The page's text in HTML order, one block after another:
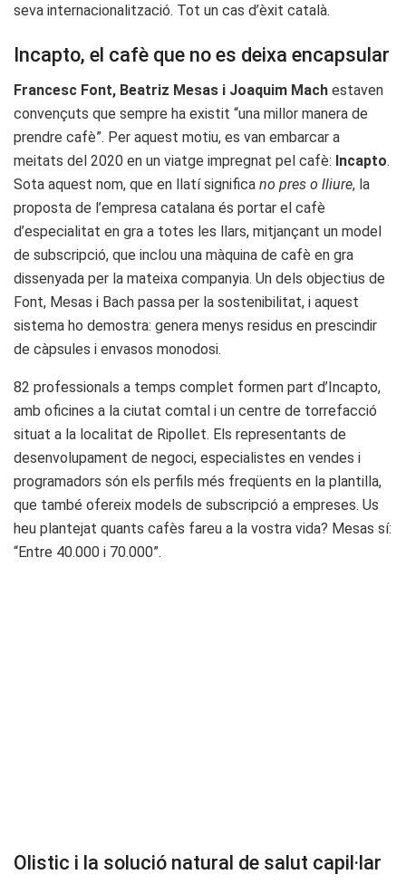
seva internacionalització. Tot un cas d’èxit català.
Incapto, el cafè que no es deixa encapsular
Francesc Font, Beatriz Mesas i Joaquim Mach estaven
convençuts que sempre ha existit “una millor manera de
prendre cafè”. Per aquest motiu, es van embarcar a
meitats del 2020 en un viatge impregnat pel cafè: Incapto.
Sota aquest nom, que en llatí significa no pres o lliure, la
proposta de l’empresa catalana és portar el cafè
d’especialitat en gra a totes les llars, mitjançant un model
de subscripció, que inclou una màquina de cafè en gra
dissenyada per la mateixa companyia. Un dels objectius de
Font, Mesas i Bach passa per la sostenibilitat, i aquest
sistema ho demostra: genera menys residus en prescindir
de càpsules i envasos monodosi.
82 professionals a temps complet formen part d’Incapto,
amb oficines a la ciutat comtal i un centre de torrefacció
situat a la localitat de Ripollet. Els representants de
desenvolupament de negoci, especialistes en vendes i
programadors són els perfils més freqüents en la plantilla,
que també ofereix models de subscripció a empreses. Us
heu plantejat quants cafès fareu a la vostra vida? Mesas sí:
“Entre 40.000 i 70.000”.
Olistic i la solució natural de salut capil·lar